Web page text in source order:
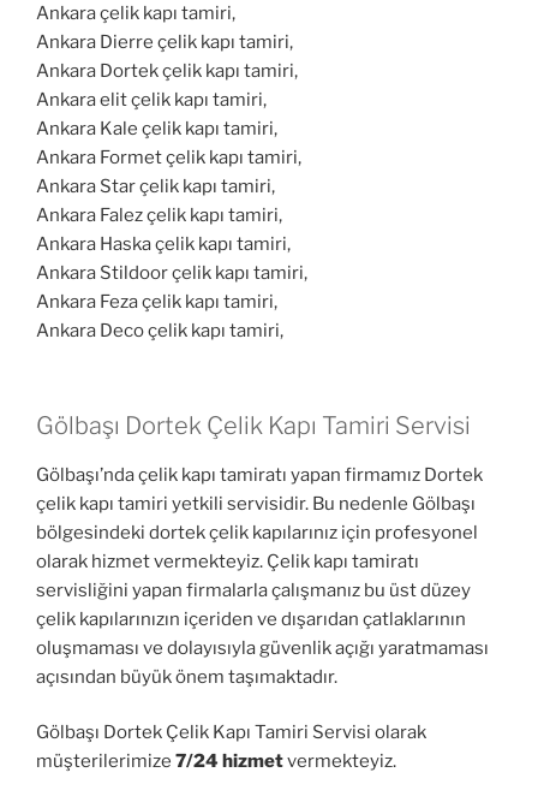
Ankara çelik kapı tamiri,
Ankara Dierre çelik kapı tamiri,
Ankara Dortek çelik kapı tamiri,
Ankara elit çelik kapı tamiri,
Ankara Kale çelik kapı tamiri,
Ankara Formet çelik kapı tamiri,
Ankara Star çelik kapı tamiri,
Ankara Falez çelik kapı tamiri,
Ankara Haska çelik kapı tamiri,
Ankara Stildoor çelik kapı tamiri,
Ankara Feza çelik kapı tamiri,
Ankara Deco çelik kapı tamiri,
Gölbaşı Dortek Çelik Kapı Tamiri Servisi
Gölbaşı’nda çelik kapı tamiratı yapan firmamız Dortek
çelik kapı tamiri yetkili servisidir. Bu nedenle Gölbaşı
bölgesindeki dortek çelik kapılarınız için profesyonel
olarak hizmet vermekteyiz. Çelik kapı tamiratı
servisliğini yapan firmalarla çalışmanız bu üst düzey
çelik kapılarınızın içeriden ve dışarıdan çatlaklarının
oluşmaması ve dolayısıyla güvenlik açığı yaratmaması
açısından büyük önem taşımaktadır.
Gölbaşı Dortek Çelik Kapı Tamiri Servisi olarak
müşterilerimize 7/24 hizmetvermekteyiz.